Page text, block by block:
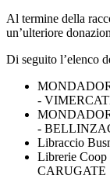
Al termine della
un’ulteriore
Di seguito l’elenco
-
-
Libraccio
Librerie Coop
CARUGATE